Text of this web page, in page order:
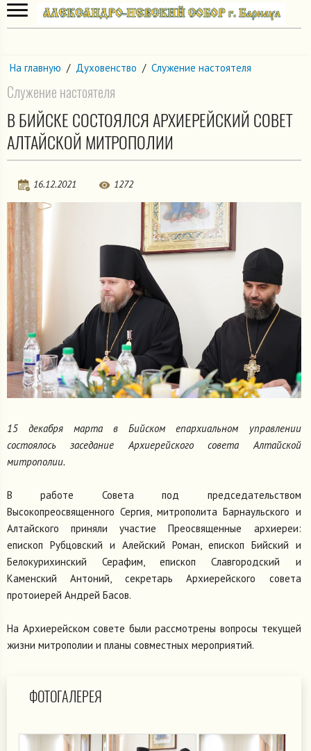
На главную / Духовенство / Служение настоятеля
Служение настоятеля
В БИЙСКЕ СОСТОЯЛСЯ АРХИЕРЕЙСКИЙ СОВЕТ
АЛТАЙСКОЙ МИТРОПОЛИИ
16.12.2021 1272
15 декабря марта в Бийском епархиальном управлении
состоялось заседание Архиерейского совета Алтайской
митрополии.
В работе Совета под председательством
Высокопреосвященного Сергия, митрополита Барнаульского и
Алтайского приняли участие Преосвященные архиереи:
епископ Рубцовский и Алейский Роман, епископ Бийский и
Белокурихинский Серафим, епископ Славгородский и
Каменский Антоний, секретарь Архиерейского совета
протоиерей Андрей Басов.
На Архиерейском совете были рассмотрены вопросы текущей
жизни митрополии и планы совместных мероприятий.
ФОТОГАЛЕРЕЯ